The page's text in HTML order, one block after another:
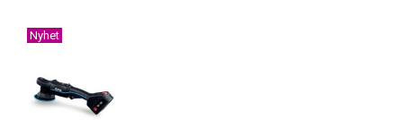
Nyhet